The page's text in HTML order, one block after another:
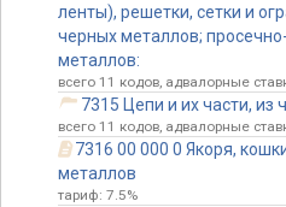
ленты), решетки, сетки и
черных металлов;
металлов:
всего 11 кодов, адвалорные
7315 Цепи и их части, из
всего 11 кодов, адвалорные
7316 00 000 0 Якоря,
металлов
тариф: 7.5%